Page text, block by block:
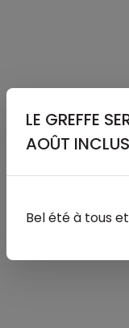
LE GREFFE
AOÛT
Bel été à tous